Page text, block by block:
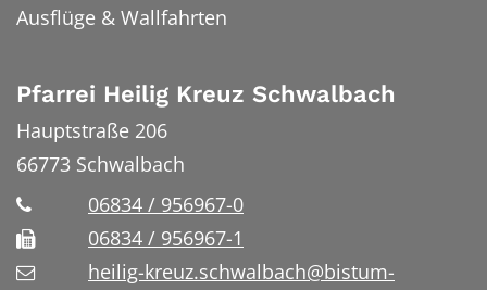
Ausflüge & Wallfahrten
Pfarrei Heilig Kreuz Schwalbach
Hauptstraße 206
66773 Schwalbach
06834 / 956967-0
06834 / 956967-1
heilig-kreuz.schwalbach@bistum-